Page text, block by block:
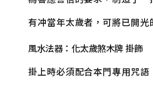
有冲當年太歲者，可將已開光
風水法器：化太歲煞木牌 掛飾
掛上時必須配合本門專用咒語